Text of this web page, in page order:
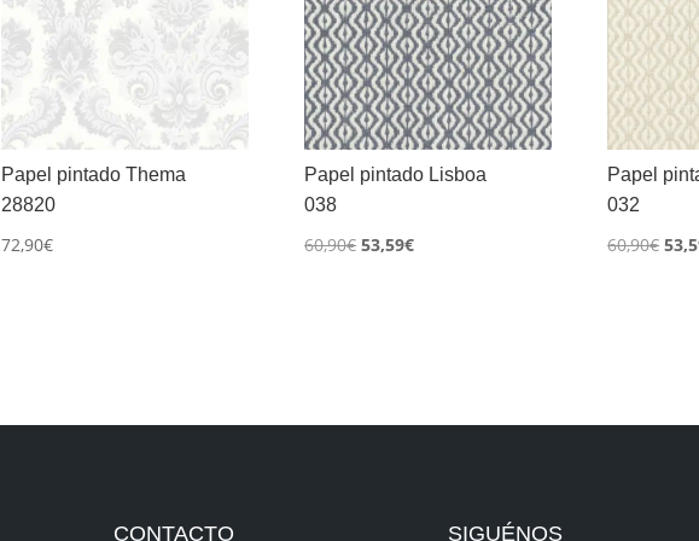
Papel pintado Thema
28820
72,90€
Papel pintado Lisboa
038
60,90€ El
53,59€El
Papel
032
60,90€ El
CONTACTO SIGUÉNOS